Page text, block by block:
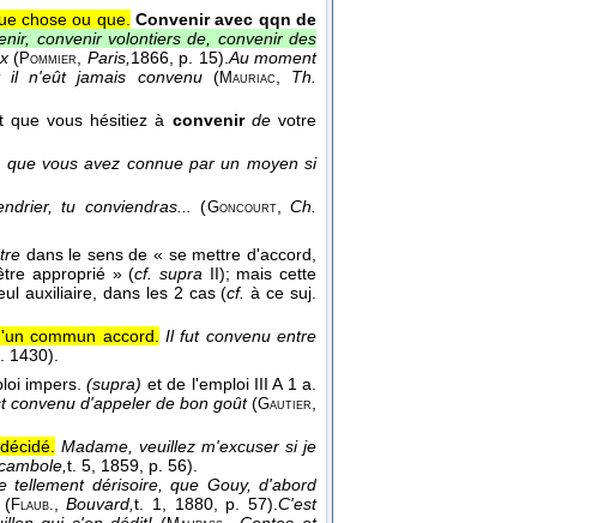
chose ou que. Convenir avec qqn de
convenir volontiers de, convenir des
(Pommier Paris, 1866, p. 15). Au moment
n'eût jamais convenu (Mauriac
Th.
que vous hésitiez à convenir devotre
vous avez connue par un moyen si
tu conviendras... (Goncourt,Ch.
dans le sens de « se mettre d'accord,
approprié » (cf. supra II); mais cette
auxiliaire, dans les 2 cas (cf. à ce suj.
commun accord.
Il fut convenu entre
1430).
impers.(supra) et de l'emploi III A 1 a.
convenu d'appeler de bon goût(Gautier
Madame, veuillez m'excuser si je
t. 5 , 1859 , p. 56).
tellement dérisoire, que Gouy, d'abord
Flaub. ,Bouvard,t. 1 , 1880, p. 57).C'est